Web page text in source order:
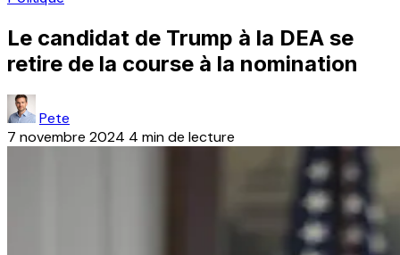
Le candidat de Trump à la DEA se
retire de la course à la nomination
Pete
7 novembre 2024 4 min de lecture